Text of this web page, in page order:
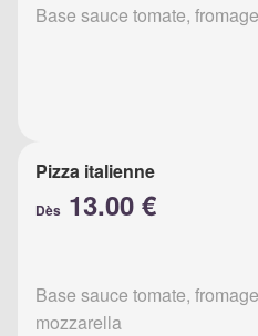
Base sauce tomate,
Pizza italienne
Dès 13.00 €
Base sauce tomate,
mozzarella